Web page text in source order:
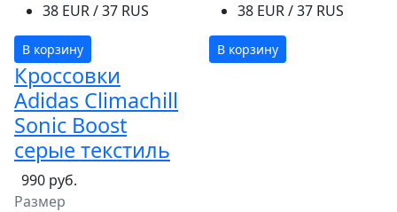
38 EUR / 37 RUS
В корзину
38 EUR / 37 RUS
В корзину
Кроссовки
Adidas Climachill
Sonic Boost
серые текстиль
990 руб.
Размер